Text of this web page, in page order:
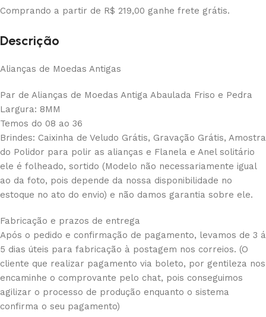
Comprando a partir de R$ 219,00 ganhe frete grátis.
Descrição
Alianças de Moedas Antigas
Par de Alianças de Moedas Antiga Abaulada Friso e Pedra
Largura: 8MM
Temos do 08 ao 36
Brindes: Caixinha de Veludo Grátis, Gravação Grátis, Amostra
do Polidor para polir as alianças e Flanela e Anel solitário
ele é folheado, sortido (Modelo não necessariamente igual
ao da foto, pois depende da nossa disponibilidade no
estoque no ato do envio) e não damos garantia sobre ele.
Fabricação e prazos de entrega
Após o pedido e confirmação de pagamento, levamos de 3 á
5 dias úteis para fabricação à postagem nos correios. (O
cliente que realizar pagamento via boleto, por gentileza nos
encaminhe o comprovante pelo chat, pois conseguimos
agilizar o processo de produção enquanto o sistema
confirma o seu pagamento)